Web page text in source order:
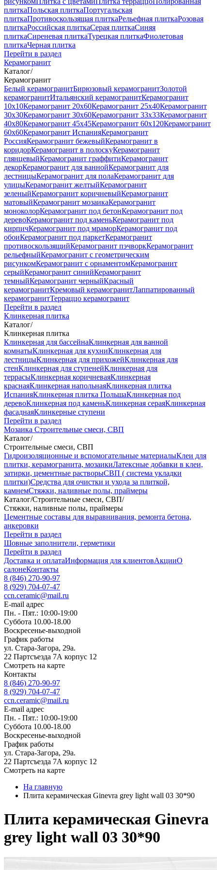
плиткаПольская плиткаПортугальская
плиткаПротивоскользящая плиткаРельефная плиткаРозовая
плиткаРоссийская плиткаСерая плиткаСиняя
плиткаСиреневая плиткаТурецкая плиткаФиолетовая
плиткаЧерная плитка
Перейти в раздел
Керамогранит
Каталог/
Керамогранит
Белый керамогранитБирюзовый керамогранитЗолотой
керамогранитИтальянский керамогранитКерамогранит
10x10Керамогранит 20x60Керамогранит 25x40Керамогранит
30x30Керамогранит 30x60Керамогранит 33x33Керамогранит
40x80Керамогранит 45x45Керамогранит 60x120Керамогранит
60x60Керамогранит ИспанияКерамогранит
РоссияКерамогранит бежевыйКерамогранит в
коридорКерамогранит в полоскуКерамогранит
глянцевыйКерамогранит граффитиКерамогранит
декорКерамогранит для ваннойКерамогранит для
лестницыКерамогранит для полаКерамогранит для
улицыКерамогранит желтыйКерамогранит
зеленыйКерамогранит коричневыйКерамогранит
матовыйКерамогранит мозаикаКерамогранит
моноколорКерамогранит под бетонКерамогранит под
деревоКерамогранит под каменьКерамогранит под
кирпичКерамогранит под мраморКерамогранит под
обоиКерамогранит под паркетКерамогранит
противоскользящийКерамогранит пэчворкКерамогранит
рельефныйКерамогранит с геометрическим
рисункомКерамогранит с орнаментомКерамогранит
серыйКерамогранит синийКерамогранит
темныйКерамогранит черныйКрасный
керамогранитКремовый керамогранитЛаппатированный
керамогранитТерраццо керамогранит
Перейти в раздел
Клинкерная плитка
Каталог/
Клинкерная плитка
Клинкерная для бассейнаКлинкерная для ванной
комнатыКлинкерная для кухниКлинкерная для
лестницыКлинкерная для прихожейКлинкерная для
стенКлинкерная для ступенейКлинкерная для
террасыКлинкерная коричневаяКлинкерная
краснаяКлинкерная напольнаяКлинкерная плитка
ИспанияКлинкерная плитка ПольшаКлинкерная под
деревоКлинкерная под каменьКлинкерная сераяКлинкерная
фасаднаяКлинкерные ступени
Перейти в раздел
Мозаика Строительные смеси, СВП
Каталог/
Строительные смеси, СВП
Гидроизоляционные и вспомогательные материалыКлеи для
плитки, керамогранита, мозаикиЛатексные добавки в клеи,
затирки, цементные растворыСВП ( система укладки
плитки)Средства для очистки и ухода за плиткой,
камнемСтяжки, наливные полы, праймеры
Каталог/Строительные смеси, СВП/
Стяжки, наливные полы, праймеры
Цементные составы для выравнивания, ремонта бетона,
анкеровки
Перейти в раздел
Шовные заполнители, герметики
Перейти в раздел
Доставка и оплатаИнформация для клиентовАкцииО
салонеКонтакты
8 (846) 270-90-97
8 (929) 704-07-47
ccn.ceramic@mail.ru
E-mail адрес
Пн. - Пят.: 10:00-19:00
Суббота 10.00-18.00
Воскресенье-выходной
График работы
ул. Стара-Загора, 29а.
22 Партсъезда 7А корпус 12
Смотреть на карте
Контакты
8 (846) 270-90-97
8 (929) 704-07-47
ccn.ceramic@mail.ru
E-mail адрес
Пн. - Пят.: 10:00-19:00
Суббота 10.00-18.00
Воскресенье-выходной
График работы
ул. Стара-Загора, 29а.
22 Партсъезда 7А корпус 12
Смотреть на карте
На главную
Плита керамическая Ginevra grey light wall 03 30*90
Плита керамическая Ginevra
grey light wall 03 30*90